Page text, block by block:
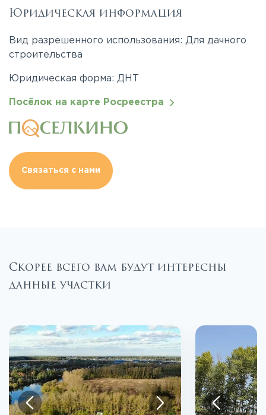
Юридическая информация
Вид разрешенного использования: Для дачного
строительства
Юридическая форма: ДНТ
Посёлок на карте Росреестра
Связаться с нами
Скорее всего вам будут интересны
данные участки